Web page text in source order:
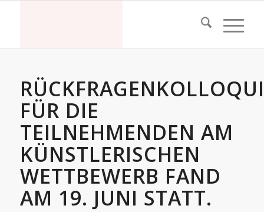
FÜR DIE
TEILNEHMENDEN AM
KÜNSTLERISCHEN
WETTBEWERB FAND
AM 19. JUNI STATT.